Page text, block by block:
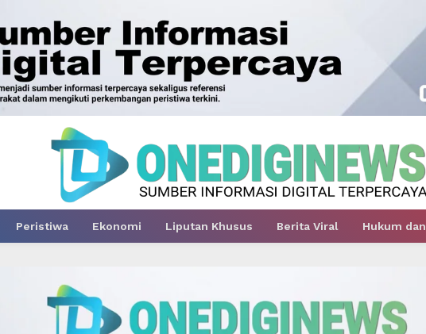
Peristiwa Ekonomi Liputan Khusus Berita Viral Hukum